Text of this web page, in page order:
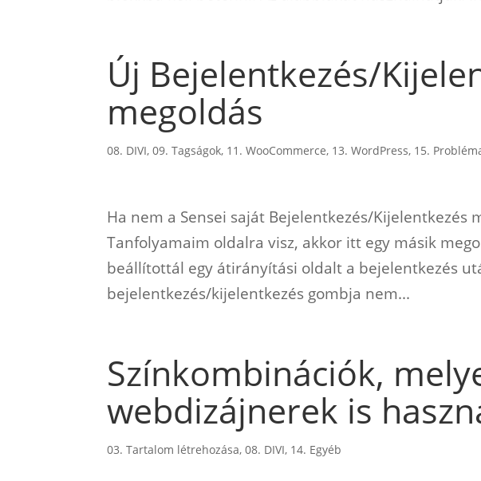
Új Bejelentkezés/
megoldás
08. DIVI,09. Tagságok, 11. WooCommerce, 13. WordPress, 15.
Ha nem a Sensei saját Bejelentkezés/Kijelentkezés
Tanfolyamaim oldalra visz, akkor itt egy másik
beállítottál egy átirányítási oldalt a bejelentkezés
bejelentkezés/kijelentkezés gombja nem...
Színkombinációk,
webdizájnerek is
03. Tartalom létrehozása,08. DIVI, 14. Egyéb